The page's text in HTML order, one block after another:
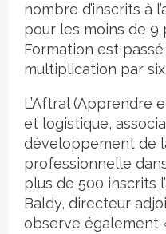
nombre d’inscrits à
pour les moins de 9
Formation est
multiplication par six.
L’Aftral (Apprendre
et logistique,
développement de
professionnelle
plus de 500 inscrits
Baldy, directeur
observe également